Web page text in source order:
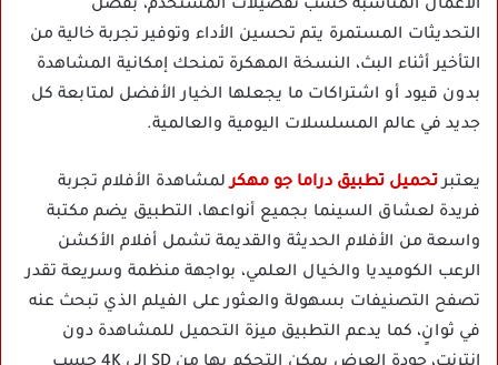
الأعمال المناسبة حسب تفضيلات المستخدم، بفضل
التحديثات المستمرة يتم تحسين الأداء وتوفير تجربة خالية من
التأخير أثناء البث، النسخة المهكرة تمنحك إمكانية المشاهدة
بدون قيود أو اشتراكات ما يجعلها الخيار الأفضل لمتابعة كل
جديد في عالم المسلسلات اليومية والعالمية.
يعتبرتحميل تطبيق دراما جو مهكرلمشاهدة الأفلام تجربة
فريدة لعشاق السينما بجميع أنواعها، التطبيق يضم مكتبة
واسعة من الأفلام الحديثة والقديمة تشمل أفلام الأكشن
الرعب الكوميديا والخيال العلمي، بواجهة منظمة وسريعة تقدر
تصفح التصنيفات بسهولة والعثور على الفيلم الذي تبحث عنه
في ثوانٍ، كما يدعم التطبيق ميزة التحميل للمشاهدة دون